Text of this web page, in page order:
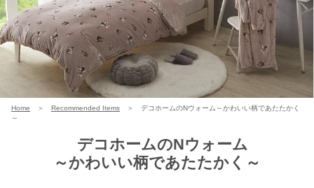
Home ＞ Recommended Items ＞ デコホームのNウォーム～かわいい柄であたたかく
～
デコホームのNウォーム
～かわいい柄であたたかく～